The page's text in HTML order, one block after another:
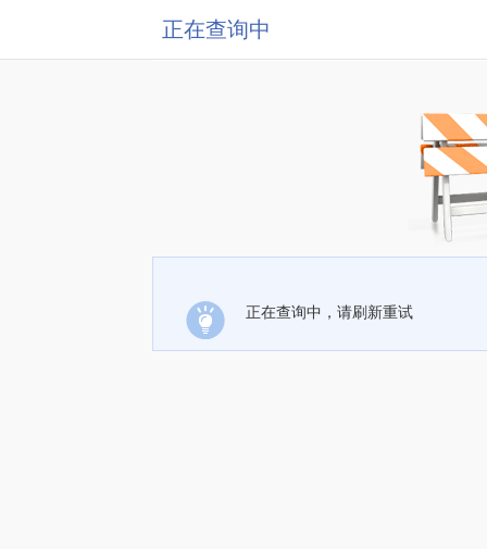
正在查询中
正在查询中，请刷新重试